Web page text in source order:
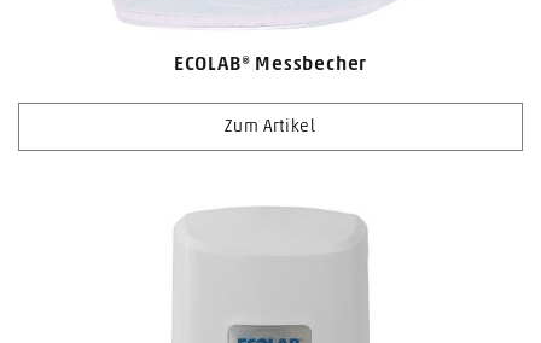
ECOLAB® Messbecher
Zum Artikel